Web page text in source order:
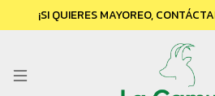
¡SI QUIERES MAYOREO,